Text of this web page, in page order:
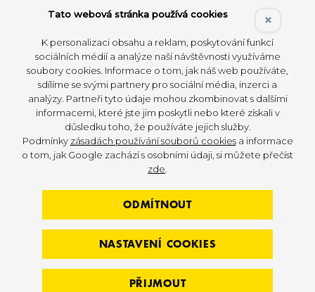
na pár výjimek. Specializuji se na kvalitu pohybu.
pohyb, tak, aby jejich tělo fungovalo. Naučené cviky
a neznalost anatomie a biomechaniky pohybu
u trenérů mě dokáže znepokojit. Dnes si spoustu lidí
udělá kurz a myslí si, že může trénovat s lidmi,
protože je to trend. Pak si někdy říkám, že povolání
trenér je “sprosté slovo”, a proto je potřeba se zcela
odlišit a dělat to jinak, správně.
Co vás na tom nejvíce baví?
Nejvíce mě baví pomáhat lidem. Cítím svou práci
jako poslání. Zlepšit pohybové schopnosti daného
klienta, ať je to člověk, který je na začátku a rozhodl
se začít, nebo je to profi sportovec. Mám ráda výzvy,
×
Tato webová stránka používá cookies
K personalizaci obsahu a reklam, poskytování funkcí
sociálních médií a analýze naší návštěvnosti využíváme
soubory cookies. Informace o tom, jak náš web používáte,
sdílíme se svými partnery pro sociální média, inzerci a
analýzy. Partneři tyto údaje mohou zkombinovat s dalšími
informacemi, které jste jim poskytli nebo které získali v
důsledku toho, že používáte jejich služby.
Podmínky zásadách používání souborů cookiesa informace
o tom, jak Google zachází s osobními údaji, si můžete přečíst
zde
ODMÍTNOUT
NASTAVENÍ COOKIES
PŘIJMOUT